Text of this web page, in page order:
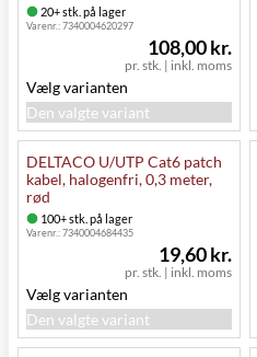
20+ stk. på lager
Varenr.:7340004620297
pr. stk. | inkl. moms
108,00 kr.
Vælg varianten
Den valgte variant
DELTACO U/UTP Cat6 patch
kabel, halogenfri, 0,3 meter,
rød
100+ stk. på lager
Varenr.:7340004684435
pr. stk. | inkl. moms
19,60 kr.
Vælg varianten
Den valgte variant